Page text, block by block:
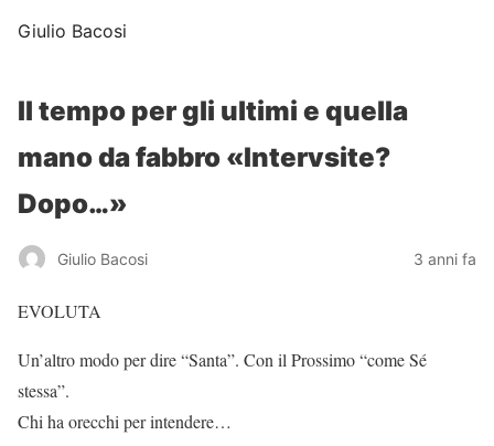
Giulio Bacosi
Il tempo per gli ultimi e quella
mano da fabbro «Intervsite?
Dopo…»
Giulio Bacosi 3 anni fa
EVOLUTA
Un’altro modo per dire “Santa”. Con il Prossimo “come Sé
stessa”.
Chi ha orecchi per intendere…